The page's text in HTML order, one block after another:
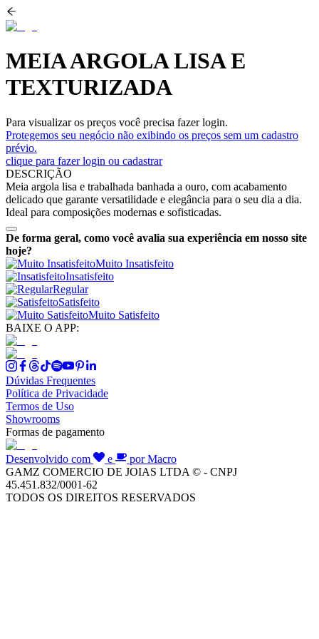
MEIA ARGOLA LISA E
TEXTURIZADA
Para visualizar os preços você precisa fazer login.
Protegemos seu negócio não exibindo os preços sem um cadastro
prévio.
clique para fazer login ou cadastrar
DESCRIÇÃO
Meia argola lisa e trabalhada banhada a ouro, com acabamento
delicado que garante versatilidade e elegância para o seu dia a dia.
Ideal para composições modernas e sofisticadas.
De forma geral, como você avalia sua experiência em nosso site
hoje?
Muito Insatisfeito
Insatisfeito
Regular
Satisfeito
Muito Satisfeito
BAIXE O APP:
Dúvidas Frequentes
Política de Privacidade
Termos de Uso
Showrooms
Formas de pagamento
Desenvolvido com e
por Macro
GAMZ COMERCIO DE JOIAS LTDA © - CNPJ
45.451.832/0001-62
TODOS OS DIREITOS RESERVADOS